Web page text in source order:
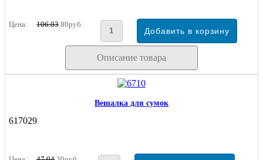
Цена: 106.03 80руб.
Описание товара
Вешалка для сумок
617029